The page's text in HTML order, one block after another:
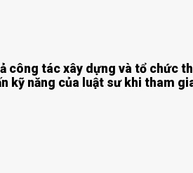
công tác xây dựng và tổ chức
kỹ năng của luật sư khi tham